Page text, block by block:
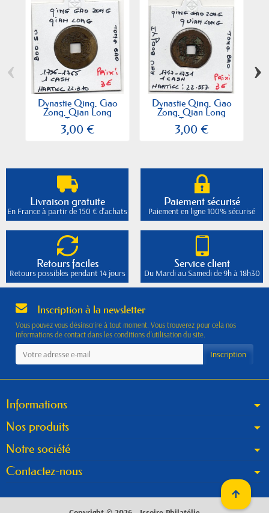
Dynastie Qing, Gao
Zong, Qian Long
Tong...
3,00 €
Dynastie Qing, Gao
Zong, Qian Long
Tong...
3,00 €
‹ ›
Livraison gratuite
En France à partir de 150 € d'achats
Paiement sécurisé
Paiement en ligne 100% sécurisé
Retours faciles
Retours possibles pendant 14 jours
Service client
Du Mardi au Samedi de 9h à 18h30
Inscription à la newsletter
Vous pouvez vous désinscrire à tout moment. Vous trouverez pour cela nos
informations de contact dans les conditions d'utilisation du site.
Informations
Nos produits
Notre société
Contactez-nous